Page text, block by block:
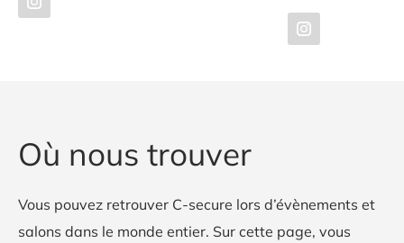
Où nous trouver
Vous pouvez retrouver C-secure lors d’évènements et
salons dans le monde entier. Sur cette page, vous